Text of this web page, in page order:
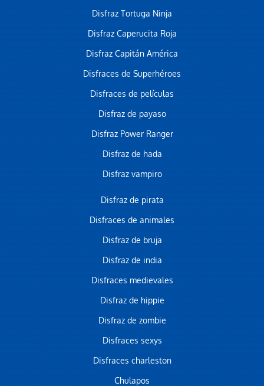
Disfraz Tortuga Ninja
Disfraz Caperucita Roja
Disfraz Capitán América
Disfraces de Superhéroes
Disfraces de películas
Disfraz de payaso
Disfraz Power Ranger
Disfraz de hada
Disfraz vampiro
Disfraz de pirata
Disfraces de animales
Disfraz de bruja
Disfraz de india
Disfraces medievales
Disfraz de hippie
Disfraz de zombie
Disfraces sexys
Disfraces charleston
Chulapos